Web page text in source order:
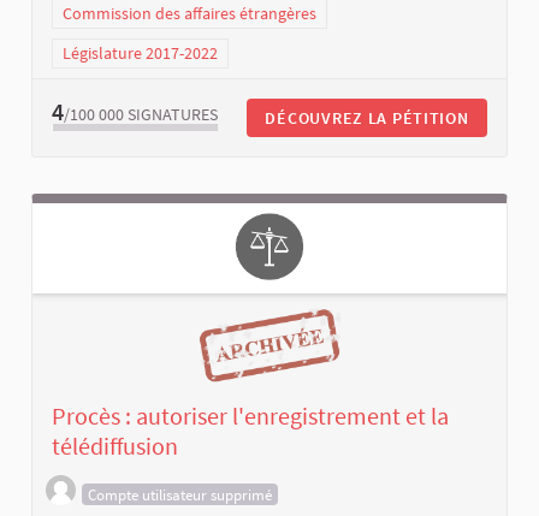
Commission des affaires étrangères
Législature 2017-2022
4/100 000 SIGNATURES DÉCOUVREZ LA PÉTITION
Procès : autoriser l'enregistrement et la
télédiffusion
Compte utilisateur supprimé